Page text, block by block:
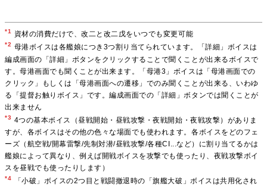
*1 資材の消費だけで、改二と改二戊をいつでも変更可能
*2 母港ボイスは各艦娘につき3つ割り当てられています。「詳細」ボイスは
編成画面の「詳細」ボタンをクリックすることで聞くことが出来るボイスで
す。母港画面でも聞くことが出来ます。「母港3」ボイスは「母港画面での
クリック」もしくは「母港画面への遷移」でのみ聞くことが出来る、いわゆ
る「提督お触りボイス」です。編成画面での「詳細」ボタンでは聞くことが
出来ません
*3 4つの基本ボイス（昼戦開始・昼戦攻撃・夜戦開始・夜戦攻撃）がありま
すが、各ボイスはその他の色々な場面でも使われます。各ボイスをどのフェ
ーズ（航空戦/開幕雷撃/先制対潜/昼戦攻撃/各種CI...など）に割り当てるかは
艦娘によって異なり、例えば開戦ボイスを攻撃でも使ったり、夜戦攻撃ボイ
スを昼戦でも使ったりします）
*4 「小破」ボイスの2つ目と戦闘撤退時の「旗艦大破」ボイスは共用化され